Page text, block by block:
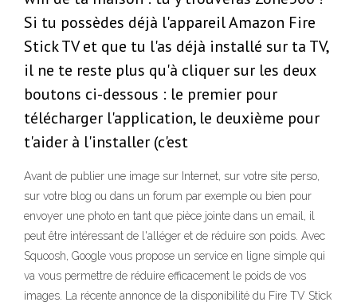
Si tu possèdes déjà l'appareil Amazon Fire
Stick TV et que tu l'as déjà installé sur ta TV,
il ne te reste plus qu'à cliquer sur les deux
boutons ci-dessous : le premier pour
télécharger l'application, le deuxième pour
t'aider à l'installer (c'est
Avant de publier une image sur Internet, sur votre site perso,
sur votre blog ou dans un forum par exemple ou bien pour
envoyer une photo en tant que pièce jointe dans un email, il
peut être intéressant de l'alléger et de réduire son poids. Avec
Squoosh, Google vous propose un service en ligne simple qui
va vous permettre de réduire efficacement le poids de vos
images. La récente annonce de la disponibilité du Fire TV Stick